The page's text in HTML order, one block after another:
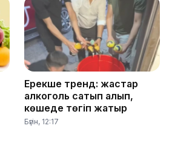
Ерекше тренд: жастар
алкоголь сатып алып,
көшеде төгіп жатыр
Бүгін, 12:17